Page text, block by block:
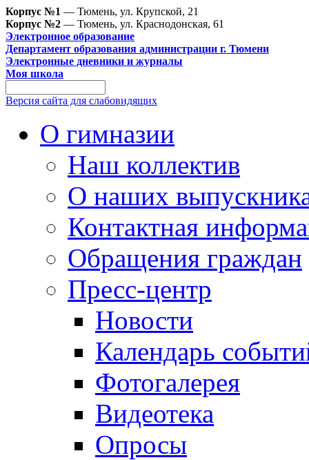
Корпус №1 — Тюмень, ул. Крупской, 21
Корпус №2 — Тюмень, ул. Краснодонская, 61
Электронное образование
Департамент образования администрации г. Тюмени
Электронные дневники и журналы
Моя школа
Версия сайта для слабовидящих
О гимназии
Наш коллектив
О наших
Контактная
Обращения граждан
Пресс-центр
Новости
Календарь
Фотогалерея
Видеотека
Опросы